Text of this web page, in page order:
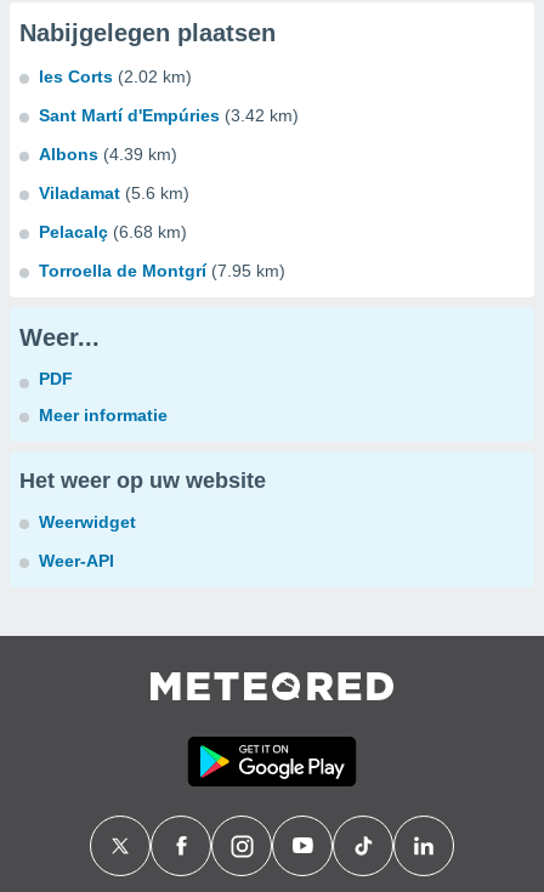
Nabijgelegen plaatsen
les Corts (2.02 km)
Sant Martí d'Empúries (3.42 km)
Albons (4.39 km)
Viladamat (5.6 km)
Pelacalç (6.68 km)
Torroella de Montgrí (7.95 km)
Weer...
PDF
Meer informatie
Het weer op uw website
Weerwidget
Weer-API